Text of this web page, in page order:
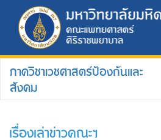
ภาควิชาเวชศาสตร์ป้องกันและ
สังคม
เรื่องเล่าข่าวคณะฯ